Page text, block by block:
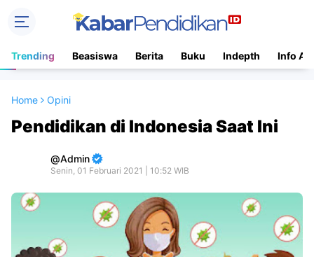
Trending Beasiswa Berita Buku Indepth Info
Home Opini
Pendidikan di Indonesia Saat Ini
Admin
Senin, 01 Februari 2021 | 10:52 WIB